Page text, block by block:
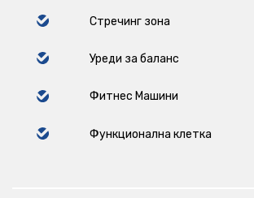
Стречинг зона
Уреди за баланс
Фитнес Машини
Функционална клетка